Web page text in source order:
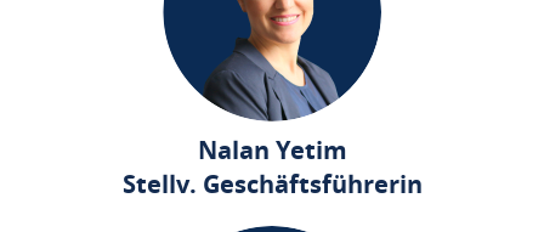
Nalan Yetim
Stellv. Geschäftsführerin